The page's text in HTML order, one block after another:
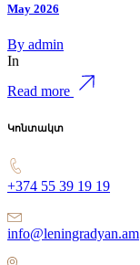
May 2026
By admin
In
Read more
Կոնտակտ
+374 55 39 19 19
info@leningradyan.am